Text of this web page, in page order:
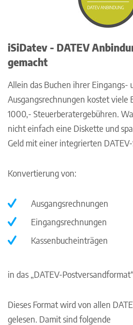
iSiDatev - DATEV
gemacht
Allein das Buchen ihrer Eingangs-
Ausgangsrechnungen kostet viele
1000,- Steuerberatergebühren.
nicht einfach eine Diskette und
Geld mit einer integrierten
Konvertierung von:
Ausgangsrechnungen
Eingangsrechnungen
Kassenbucheinträgen
in das „DATEV-
Dieses Format wird von allen
gelesen. Damit sind folgende